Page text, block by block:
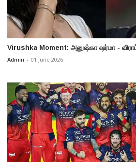
Virushka Moment: அனுஷ்கா ஷர்மா -
Admin - 01 June 2026